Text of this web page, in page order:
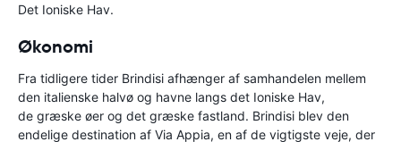
Det Ioniske Hav.
Økonomi
Fra tidligere tider Brindisi afhænger af samhandelen mellem
den italienske halvø og havne langs det Ioniske Hav,
de græske øer og det græske fastland. Brindisi blev den
endelige destination af Via Appia, en af de vigtigste veje, der